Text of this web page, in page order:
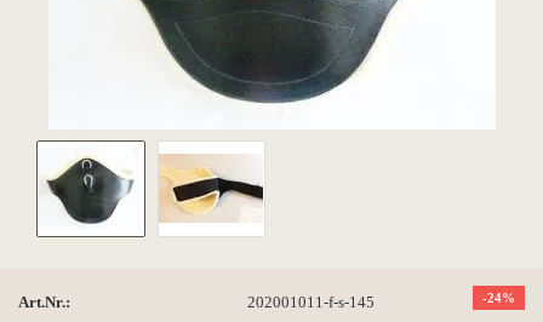
-24%
Art.Nr.:
202001011-f-s-145